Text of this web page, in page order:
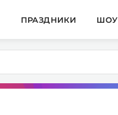
ПРАЗДНИКИ ШОУ